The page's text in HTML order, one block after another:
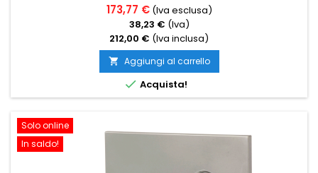
173,77 € (Iva esclusa)
38,23 € (Iva)
212,00 € (Iva inclusa)
 Aggiungi al carrello
 Acquista!
Solo online
In saldo!